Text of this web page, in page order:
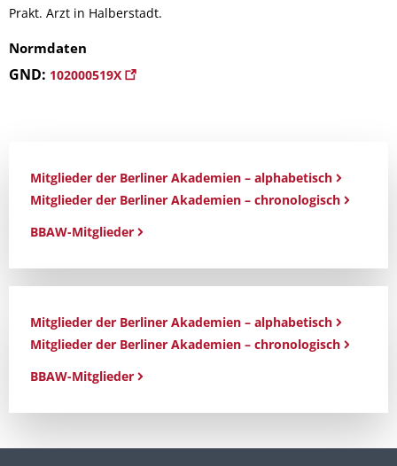
Prakt. Arzt in Halberstadt.
Normdaten
GND: 102000519X
Mitglieder der Berliner Akademien – alphabetisch
Mitglieder der Berliner Akademien – chronologisch
BBAW-Mitglieder
Mitglieder der Berliner Akademien – alphabetisch
Mitglieder der Berliner Akademien – chronologisch
BBAW-Mitglieder